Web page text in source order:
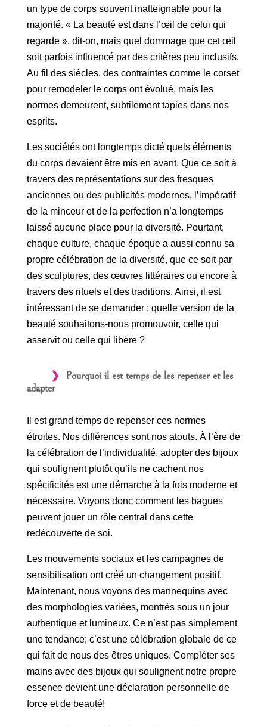
un type de corps souvent inatteignable pour la
majorité. « La beauté est dans l’œil de celui qui
regarde », dit-on, mais quel dommage que cet œil
soit parfois influencé par des critères peu inclusifs.
Au fil des siècles, des contraintes comme le corset
pour remodeler le corps ont évolué, mais les
normes demeurent, subtilement tapies dans nos
esprits.
Les sociétés ont longtemps dicté quels éléments
du corps devaient être mis en avant. Que ce soit à
travers des représentations sur des fresques
anciennes ou des publicités modernes, l’impératif
de la minceur et de la perfection n’a longtemps
laissé aucune place pour la diversité. Pourtant,
chaque culture, chaque époque a aussi connu sa
propre célébration de la diversité, que ce soit par
des sculptures, des œuvres littéraires ou encore à
travers des rituels et des traditions. Ainsi, il est
intéressant de se demander : quelle version de la
beauté souhaitons-nous promouvoir, celle qui
asservit ou celle qui libère ?
Pourquoi il est temps de les repenser et les
adapter
Il est grand temps de repenser ces normes
étroites. Nos différences sont nos atouts. À l’ère de
la célébration de l’individualité, adopter des bijoux
qui soulignent plutôt qu’ils ne cachent nos
spécificités est une démarche à la fois moderne et
nécessaire. Voyons donc comment les bagues
peuvent jouer un rôle central dans cette
redécouverte de soi.
Les mouvements sociaux et les campagnes de
sensibilisation ont créé un changement positif.
Maintenant, nous voyons des mannequins avec
des morphologies variées, montrés sous un jour
authentique et lumineux. Ce n’est pas simplement
une tendance; c’est une célébration globale de ce
qui fait de nous des êtres uniques. Compléter ses
mains avec des bijoux qui soulignent notre propre
essence devient une déclaration personnelle de
force et de beauté!